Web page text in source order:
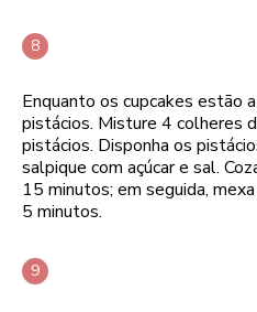
Enquanto os cupcakes estão
pistácios. Misture 4 colheres
pistácios. Disponha os
salpique com açúcar e sal.
15 minutos; em seguida,
5 minutos.